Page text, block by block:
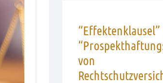
“Effektenklausel”
von